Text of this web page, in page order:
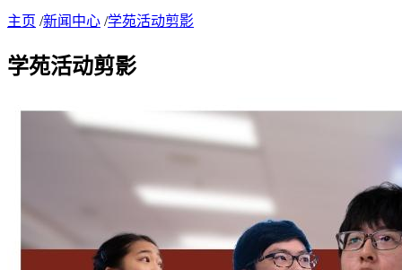
主页 /新闻中心 /学苑活动剪影
学苑活动剪影